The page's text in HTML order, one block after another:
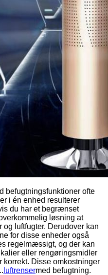
befugtningsfunktioner ofte
i én enhed resulterer
du har et begrænset
løsning at
og luftfugter. Derudover kan
for disse enheder også
regelmæssigt, og der kan
eller rengøringsmidler
korrekt. Disse omkostninger
luftrensermed befugtning.